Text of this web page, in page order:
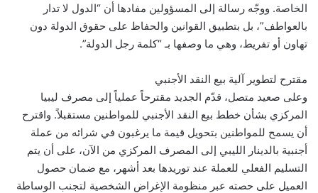
الخاصة. ووجّه رسالة إلى المسؤولين مفادها أن “الدول لا تدار
بالعواطف”، بل بتطبيق القوانين والحفاظ على حقوق الدولة دون
تهاون أو تفريط، وهي ما وصفها بـ “كلمة رجل الدولة”.
مقترح لتطوير آلية بيع النقد الأجنبي
وعلى صعيد متصل، قدّم الجديد مقترحاً عملياً إلى مصرف ليبيا
المركزي بشأن خطط بيع النقد الأجنبي للمواطنين مستقبلاً. واقترح
أن يسمح للمواطنين بتحويل قيمة ما يرغبون في شرائه من عملة
أجنبية بالدينار الليبي إلى المصرف المركزي من الآن، على أن يتم
التسليم الفعلي للعملة عند توريدها بعد أشهر، مع ضمان حصول
العميل على حصته عبر منظومة الإغراض الشخصية لتجنب الوساطة